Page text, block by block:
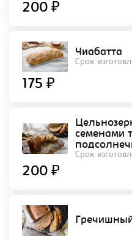
200 ₽
Чиабатта
Срок
175 ₽
семенами
Срок
200 ₽